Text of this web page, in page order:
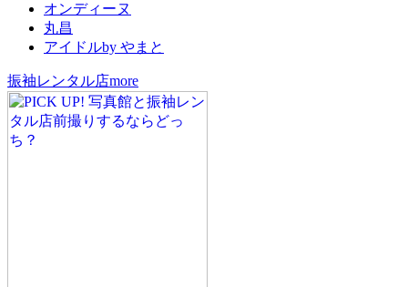
オンディーヌ
丸昌
アイドルby やまと
振袖レンタル店more